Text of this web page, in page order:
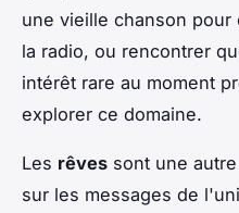
une vieille chanson
la radio, ou rencontrer
intérêt rare au moment
explorer ce domaine.
Les rêves sont une autre
sur les messages de